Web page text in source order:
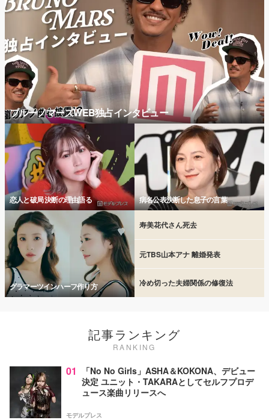
ブルーノマーズWEB独占インタビュー
恋人と破局 決断の理由語る 病名公表決断した息子の言葉
グラマーツインハーフ作り方
寿美花代さん死去
元TBS山本アナ 離婚発表
冷め切った夫婦関係の修復法
記事ランキング
RANKING
01
「No No Girls」ASHA＆KOKONA、デビュー
決定 ユニット・TAKARAとしてセルフプロデ
ュース楽曲リリースへ
モデルプレス